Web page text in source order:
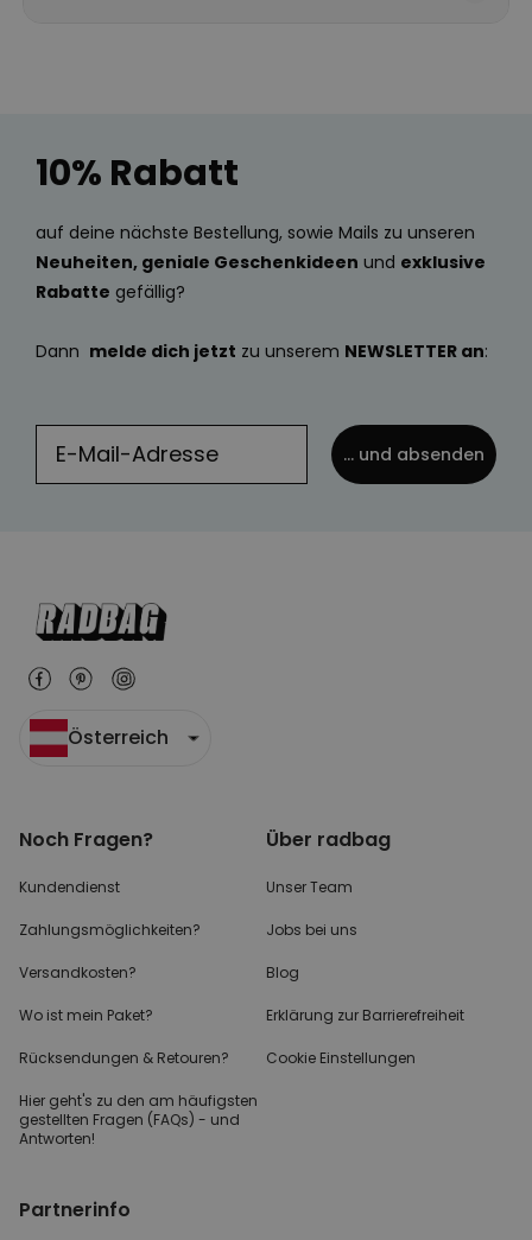
10% Rabatt
auf deine nächste Bestellung, sowie Mails zu unseren
Neuheiten, geniale Geschenkideen und exklusive
Rabatte gefällig?
Dann melde dich jetzt zu unserem NEWSLETTER an:
... und absenden
Österreich
Noch Fragen?
Kundendienst
Zahlungsmöglichkeiten?
Versandkosten?
Wo ist mein Paket?
Rücksendungen & Retouren?
Hier geht's zu den am häufigsten
gestellten Fragen (FAQs) - und
Antworten!
Über radbag
Unser Team
Jobs bei uns
Blog
Erklärung zur Barrierefreiheit
Cookie Einstellungen
Partnerinfo